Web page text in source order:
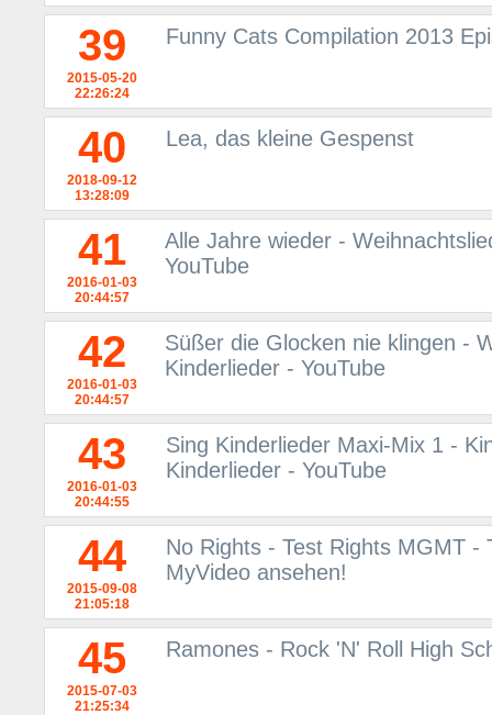
39
2015-05-20
22:26:24
Funny Cats Compilation 2013
40
2018-09-12
13:28:09
Lea, das kleine Gespenst
41
2016-01-03
20:44:57
Alle Jahre wieder -
YouTube
42
2016-01-03
20:44:57
Süßer die Glocken nie klingen -
Kinderlieder - YouTube
43
2016-01-03
20:44:55
Sing Kinderlieder Maxi-Mix 1 -
Kinderlieder - YouTube
44
2015-09-08
21:05:18
No Rights - Test Rights MGMT -
MyVideo ansehen!
45
2015-07-03
21:25:34
Ramones - Rock 'N' Roll High